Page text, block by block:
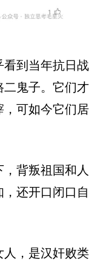
看到当年抗日战
二鬼子。它们才
，可如今它们居
背叛祖国和人
还开口闭口自
人，是汉奸败类